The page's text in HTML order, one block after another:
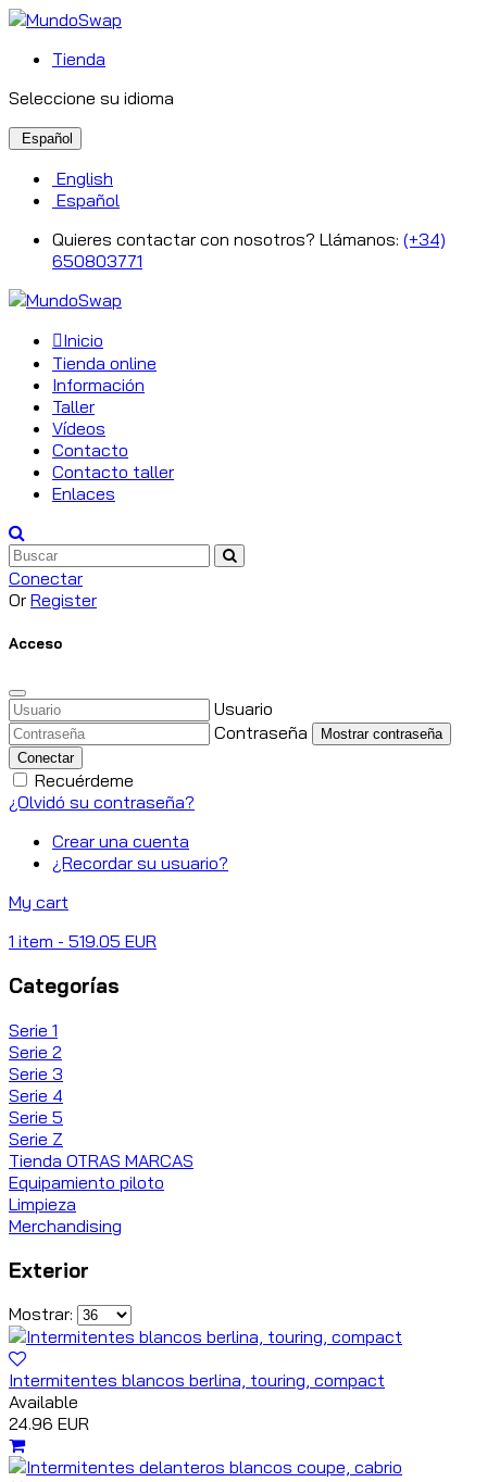
Tienda
Seleccione su idioma
Español
English
Español
Quieres contactar con nosotros? Llámanos: (+34)
650803771
Inicio
Tienda online
Información
Taller
Vídeos
Contacto
Contacto taller
Enlaces
Conectar
Or Register
Acceso
Usuario
Contraseña
Mostrar contraseña
Conectar
Recuérdeme
¿Olvidó su contraseña?
Crear una cuenta
¿Recordar su usuario?
My cart
1 item - 519.05 EUR
Categorías
Serie 1
Serie 2
Serie 3
Serie 4
Serie 5
Serie Z
Tienda OTRAS MARCAS
Equipamiento piloto
Limpieza
Merchandising
Exterior
Mostrar:
Intermitentes blancos berlina, touring, compact
Available
24.96 EUR